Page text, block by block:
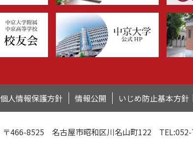
個人情報保護方針 情報公開 いじめ防止基本方針
〒466-8525 名古屋市昭和区川名山町122